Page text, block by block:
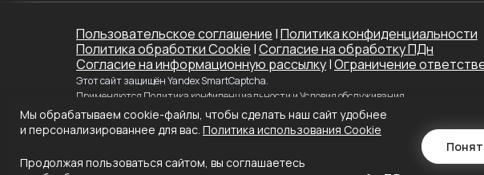
Пользовательское соглашение |Политика конфиденциальности
Политика обработки Cookie |Согласие на обработку ПДн
Согласие на информационную рассылку|Ограничение
Этот сайт защищён Yandex SmartCaptcha.
Применяются Политика конфиденциальности иУсловия обслуживания
Мы обрабатываем cookie-файлы, чтобы сделать наш сайт удобнее
и персонализированнее для вас. Политика использования Сookie
Продолжая пользоваться сайтом, вы соглашаетесь